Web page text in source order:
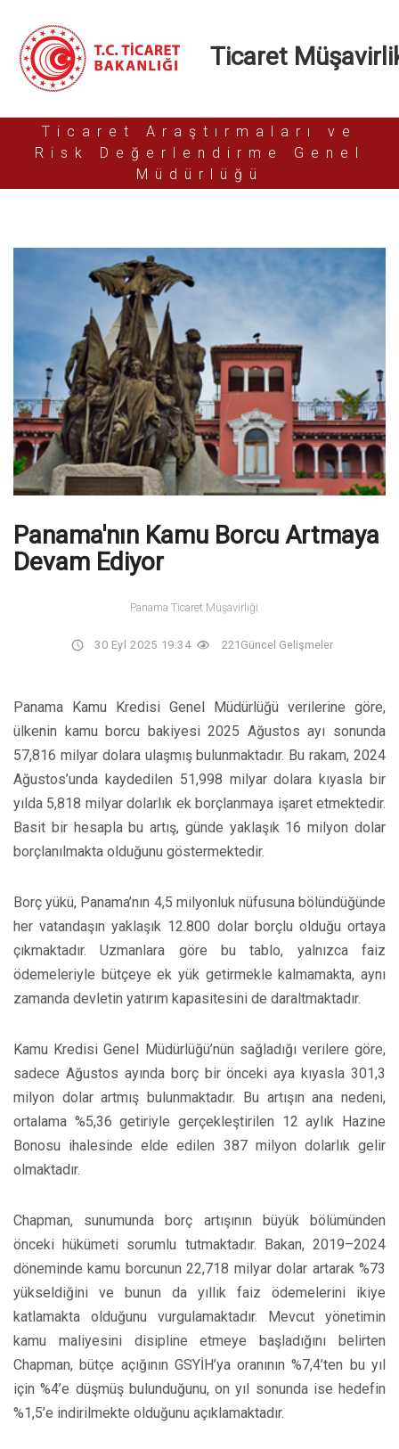
Ticaret
Ticaret Araştırmaları ve
Risk Değerlendirme Genel
Müdürlüğü
Panama'nın Kamu Borcu Artmaya
Devam Ediyor
Panama Ticaret Müşavirliği
30 Eyl 2025 19:34 221 Güncel Gelişmeler
Panama Kamu Kredisi Genel Müdürlüğü verilerine göre,
ülkenin kamu borcu bakiyesi 2025 Ağustos ayı sonunda
57,816 milyar dolara ulaşmış bulunmaktadır. Bu rakam, 2024
Ağustos’unda kaydedilen 51,998 milyar dolara kıyasla bir
yılda 5,818 milyar dolarlık ek borçlanmaya işaret etmektedir.
Basit bir hesapla bu artış, günde yaklaşık 16 milyon dolar
borçlanılmakta olduğunu göstermektedir.
Borç yükü, Panama’nın 4,5 milyonluk nüfusuna bölündüğünde
her vatandaşın yaklaşık 12.800 dolar borçlu olduğu ortaya
çıkmaktadır. Uzmanlara göre bu tablo, yalnızca faiz
ödemeleriyle bütçeye ek yük getirmekle kalmamakta, aynı
zamanda devletin yatırım kapasitesini de daraltmaktadır.
Kamu Kredisi Genel Müdürlüğü’nün sağladığı verilere göre,
sadece Ağustos ayında borç bir önceki aya kıyasla 301,3
milyon dolar artmış bulunmaktadır. Bu artışın ana nedeni,
ortalama %5,36 getiriyle gerçekleştirilen 12 aylık Hazine
Bonosu ihalesinde elde edilen 387 milyon dolarlık gelir
olmaktadır.
Chapman, sunumunda borç artışının büyük bölümünden
önceki hükümeti sorumlu tutmaktadır. Bakan, 2019–2024
döneminde kamu borcunun 22,718 milyar dolar artarak %73
yükseldiğini ve bunun da yıllık faiz ödemelerini ikiye
katlamakta olduğunu vurgulamaktadır. Mevcut yönetimin
kamu maliyesini disipline etmeye başladığını belirten
Chapman, bütçe açığının GSYİH’ya oranının %7,4’ten bu yıl
için %4’e düşmüş bulunduğunu, on yıl sonunda ise hedefin
%1,5’e indirilmekte olduğunu açıklamaktadır.